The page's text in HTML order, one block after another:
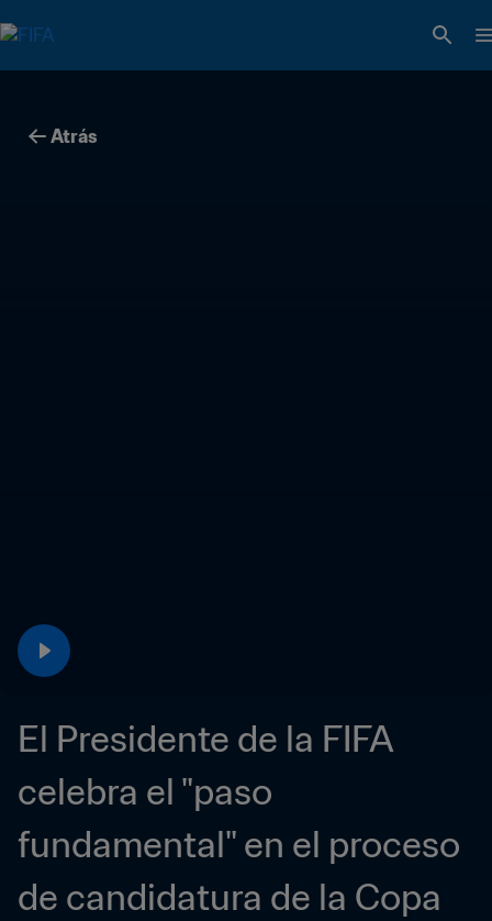
Atrás
El Presidente de la FIFA
celebra el "paso
fundamental" en el proceso
de candidatura de la Copa